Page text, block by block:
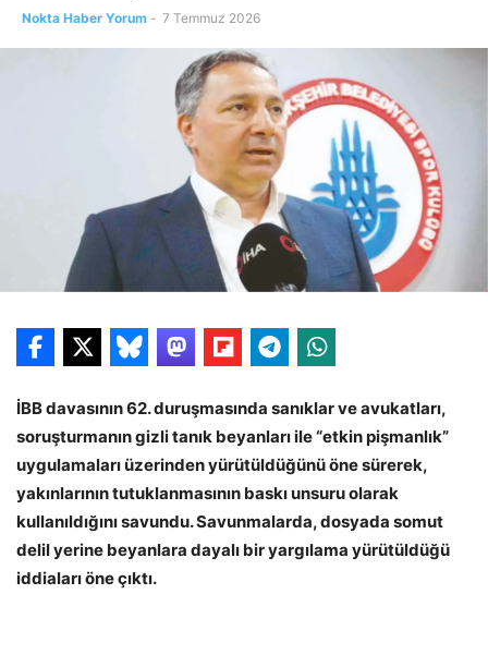
Nokta Haber Yorum - 7 Temmuz 2026
İBB davasının 62. duruşmasında sanıklar ve avukatları,
soruşturmanın gizli tanık beyanları ile “etkin pişmanlık”
uygulamaları üzerinden yürütüldüğünü öne sürerek,
yakınlarının tutuklanmasının baskı unsuru olarak
kullanıldığını savundu. Savunmalarda, dosyada somut
delil yerine beyanlara dayalı bir yargılama yürütüldüğü
iddiaları öne çıktı.